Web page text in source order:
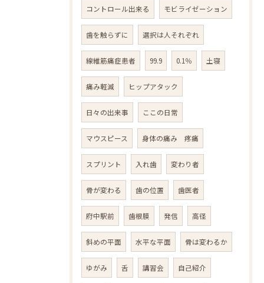
コントロール出来る モビライゼーション
歯を触らずに 選択は人それぞれ
線維筋痛症患者 99.9 0.1％ 土寝
痛み軽減 ヒップアタック
日々の出来事 ここの日常
マウスピース 身体の痛み 疼痛
スプリント 入れ歯 変わり者
骨が変わる 歯の位置 歯医者
府中駅前 歯根膜 発信 高径
斜めの平面 水平な平面 骨は変わるか
ゆがみ 舌 講習会 自己紹介